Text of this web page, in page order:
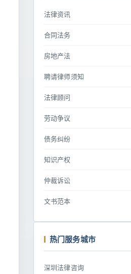
法律资讯
合同法务
房地产法
聘请律师须知
法律顾问
劳动争议
债务纠纷
知识产权
仲裁诉讼
文书范本
热门服务城市
深圳法律咨询